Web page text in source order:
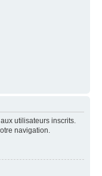
utilisateurs inscrits.
navigation.